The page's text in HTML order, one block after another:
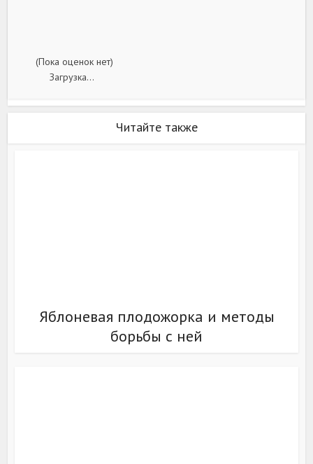
(Пока оценок нет)
Загрузка...
Читайте также
Яблоневая плодожорка и методы
борьбы с ней